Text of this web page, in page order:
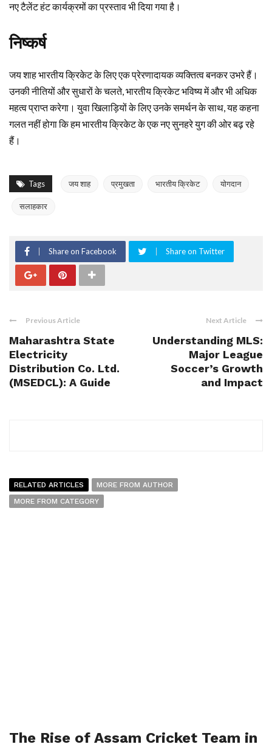
नए टैलेंट हंट कार्यक्रमों का प्रस्ताव भी दिया गया है।
निष्कर्ष
जय शाह भारतीय क्रिकेट के लिए एक प्रेरणादायक व्यक्तित्व बनकर उभरे हैं।
उनकी नीतियों और सुधारों के चलते, भारतीय क्रिकेट भविष्य में और भी अधिक
महत्व प्राप्त करेगा। युवा खिलाड़ियों के लिए उनके समर्थन के साथ, यह कहना
गलत नहीं होगा कि हम भारतीय क्रिकेट के एक नए सुनहरे युग की ओर बढ़ रहे
हैं।
Tags जय शाह प्रमुखता भारतीय क्रिकेट योगदान
सलाहकार
Share on Facebook Share on Twitter
Previous Article
Maharashtra State
Electricity
Distribution Co. Ltd.
(MSEDCL): A Guide
Next Article
Understanding MLS:
Major League
Soccer’s Growth
and Impact
RELATED ARTICLES
MORE FROM AUTHOR
MORE FROM CATEGORY
The Rise of Assam Cricket Team in